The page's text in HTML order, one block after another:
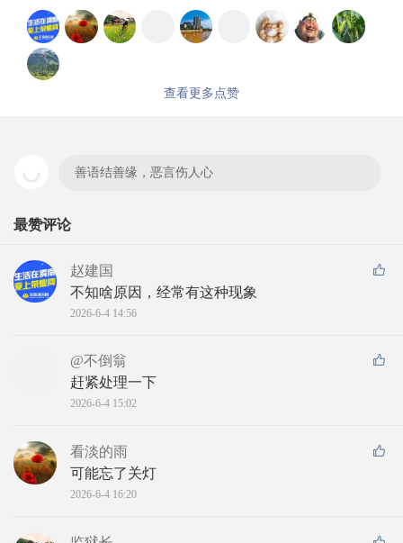
查看更多点赞
善语结善缘，恶言伤人心
最赞评论
赵建国
不知啥原因，经常有这种现象
2026-6-4 14:56
@不倒翁
赶紧处理一下
2026-6-4 15:02
看淡的雨
可能忘了关灯
2026-6-4 16:20